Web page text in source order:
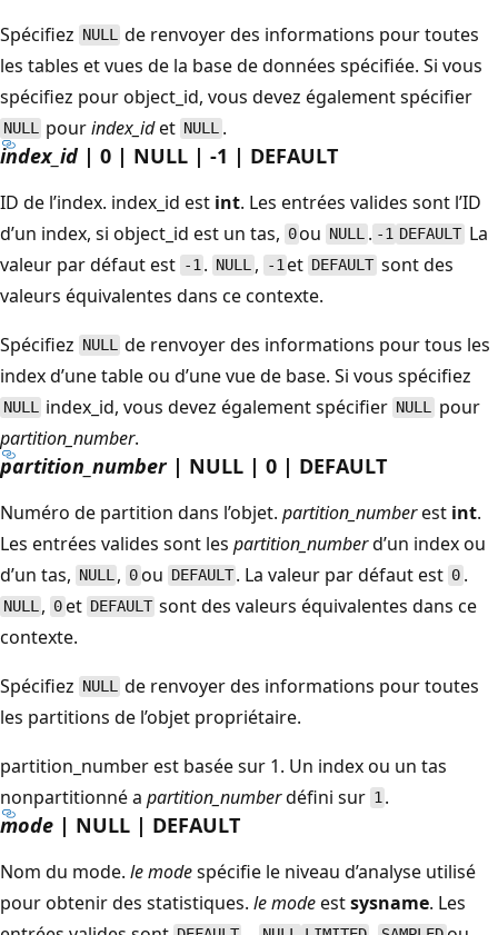
Spécifiez NULL de renvoyer des informations pour toutes
les tables et vues de la base de données spécifiée. Si vous
spécifiez pour object_id, vous devez également spécifier
NULL pourindex_idet NULL.
index_id | 0 | NULL | -1 | DEFAULT
ID de l’index. index_id est int. Les entrées valides sont l’ID
d’un index, si object_id est un tas, 0ou NULL. -1 DEFAULT La
valeur par défaut est -1 . NULL, -1et DEFAULT sont des
valeurs équivalentes dans ce contexte.
Spécifiez NULL de renvoyer des informations pour tous les
index d’une table ou d’une vue de base. Si vous spécifiez
NULL index_id, vous devez également spécifier NULLpour
partition_number.
partition_number| NULL | 0 | DEFAULT
Numéro de partition dans l’objet. partition_numberest int.
Les entrées valides sont les partition_numberd’un index ou
d’un tas, NULL , 0ou DEFAULT . La valeur par défaut est 0.
NULL , 0et DEFAULT sont des valeurs équivalentes dans ce
contexte.
Spécifiez NULL de renvoyer des informations pour toutes
les partitions de l’objet propriétaire.
partition_number est basée sur 1. Un index ou un tas
nonpartitionné a partition_numberdéfini sur 1 .
mode | NULL | DEFAULT
Nom du mode. le modespécifie le niveau d’analyse utilisé
pour obtenir des statistiques. le modeestsysname. Les